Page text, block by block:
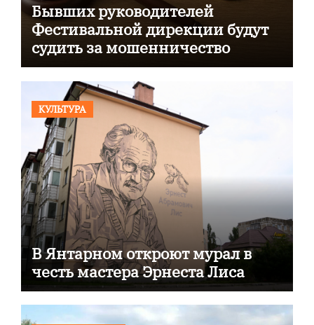
Бывших руководителей
Фестивальной дирекции будут
судить за мошенничество
КУЛЬТУРА
В Янтарном откроют мурал в
честь мастера Эрнеста Лиса